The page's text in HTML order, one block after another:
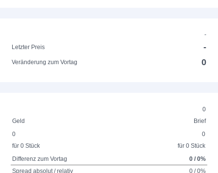
-
Letzter Preis
-
Veränderung zum Vortag 0
0
Geld
Brief
0
für 0 Stück
0
für 0 Stück
Differenz zum Vortag
0 / 0%
Spread absolut / relativ
0 / 0%